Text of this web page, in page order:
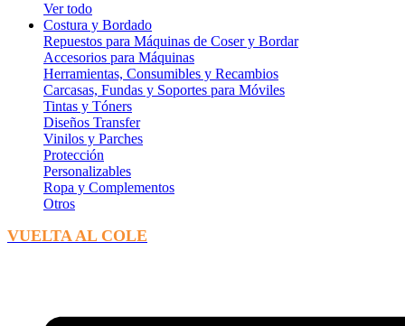
Ver todo
Costura y Bordado
Repuestos para Máquinas de Coser y Bordar
Accesorios para Máquinas
Herramientas, Consumibles y Recambios
Carcasas, Fundas y Soportes para Móviles
Tintas y Tóners
Diseños Transfer
Vinilos y Parches
Protección
Personalizables
Ropa y Complementos
Otros
VUELTA AL COLE